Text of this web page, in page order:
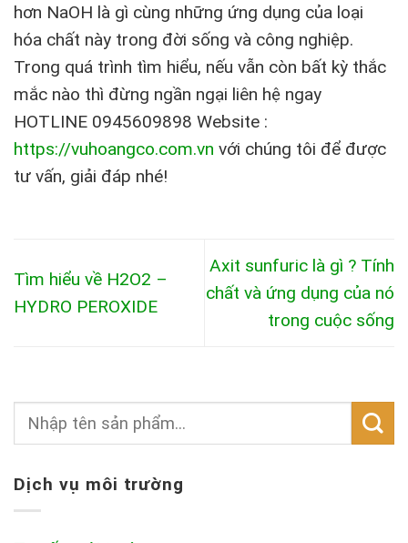
hơn NaOH là gì cùng những ứng dụng của loại
hóa chất này trong đời sống và công nghiệp.
Trong quá trình tìm hiểu, nếu vẫn còn bất kỳ thắc
mắc nào thì đừng ngần ngại liên hệ ngay
HOTLINE 0945609898 Website :
https://vuhoangco.com.vn với chúng tôi để được
tư vấn, giải đáp nhé!
Tìm hiểu về H2O2 –
HYDRO PEROXIDE
Axit sunfuric là gì ? Tính
chất và ứng dụng của nó
trong cuộc sống
Dịch vụ môi trường